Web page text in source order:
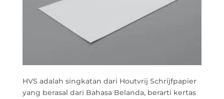
HVS adalah singkatan dari Houtvrij Schrijfpapier
yang berasal dari Bahasa Belanda, berarti kertas